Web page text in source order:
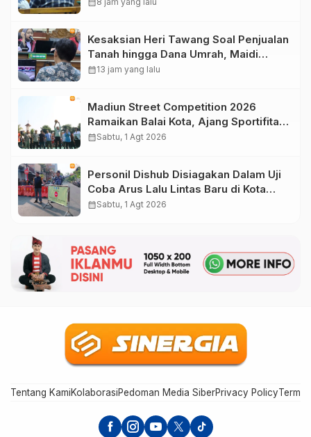
calendar_month
Kesaksian Heri Tawang Soal Penjualan
Tanah hingga Dana Umrah, Maidi
Bantah Perintah Bentuk CV
calendar_month13 jam yang lalu
Madiun Street Competition 2026
Ramaikan Balai Kota, Ajang Sportifitas
Anak Muda dari Basket 3×3 hingga
calendar_monthSabtu, 1 Agt 2026
Personil Dishub Disiagakan Dalam Uji
Coba Arus Lalu Lintas Baru di Kota
Madiun
calendar_monthSabtu, 1 Agt 2026
Tentang KamiKolaborasiPedoman Media SiberPrivacy PolicyTerms